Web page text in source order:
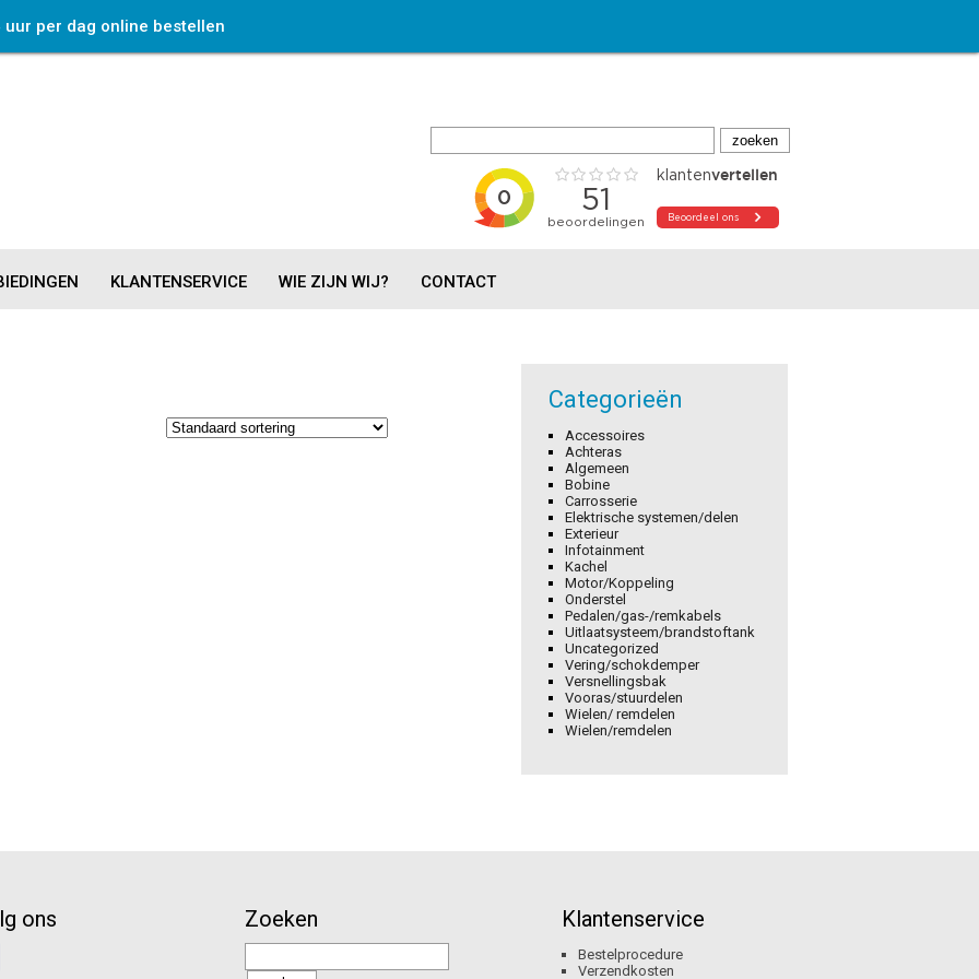
uur per dag online bestellen
KLANTENSERVICE WIE ZIJN WIJ? CONTACT
Categorieën
Accessoires
Achteras
Algemeen
Bobine
Carrosserie
Elektrische systemen/delen
Exterieur
Infotainment
Kachel
Motor/Koppeling
Onderstel
Pedalen/gas-/remkabels
Uitlaatsysteem/brandstoftank
Uncategorized
Vering/schokdemper
Versnellingsbak
Vooras/stuurdelen
Wielen/ remdelen
Wielen/remdelen
ons Zoeken Klantenservice
Bestelprocedure
Verzendkosten